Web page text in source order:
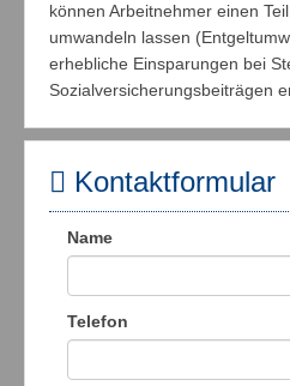
können Arbeitnehmer einen
umwandeln lassen
erhebliche Einsparungen bei
Sozialversicherungsbeiträgen
Kontaktformular
Name
Telefon